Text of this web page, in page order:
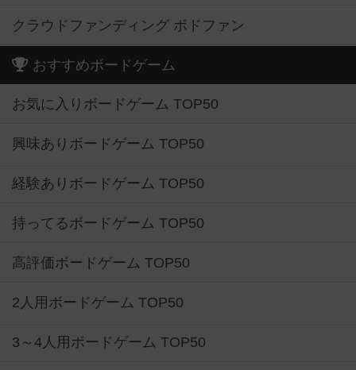
クラウドファンディング ボドファン
おすすめボードゲーム
お気に入りボードゲーム TOP50
興味ありボードゲーム TOP50
経験ありボードゲーム TOP50
持ってるボードゲーム TOP50
高評価ボードゲーム TOP50
2人用ボードゲーム TOP50
3～4人用ボードゲーム TOP50